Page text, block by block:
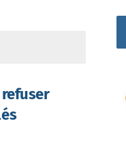
refuser